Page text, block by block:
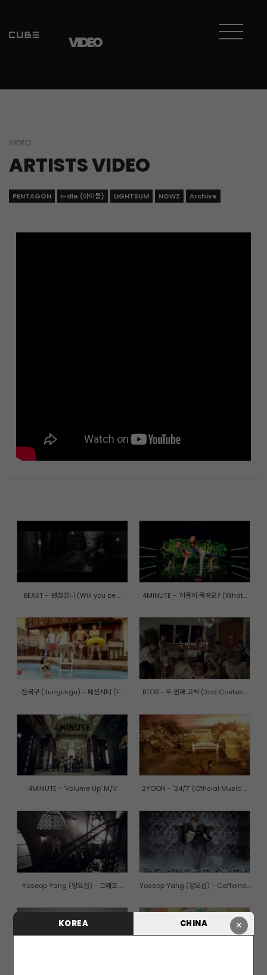
×
KOREA CHINA
VIDEO
VIDEO
ARTISTS VIDEO
PENTAGON i-dle (아이들) LIGHTSUM NOWZ Archive
BEAST - '괜찮겠니 (Will you be ... 4MINUTE - '이름이 뭐예요? (What...
전국구 (Jungukgu) - 패션시티 (F... BTOB - 두 번째 고백 (2nd Confes...
4MINUTE - 'Volume Up' M/V 2YOON - '24/7' (Official Music ...
Yoseop Yang (양요섭) - 그래도 ... Yoseop Yang (양요섭) - Caffeine...